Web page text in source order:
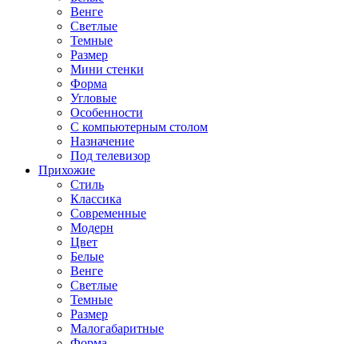
Венге
Светлые
Темные
Размер
Мини стенки
Форма
Угловые
Особенности
С компьютерным столом
Назначение
Под телевизор
Прихожие
Стиль
Классика
Современные
Модерн
Цвет
Белые
Венге
Светлые
Темные
Размер
Малогабаритные